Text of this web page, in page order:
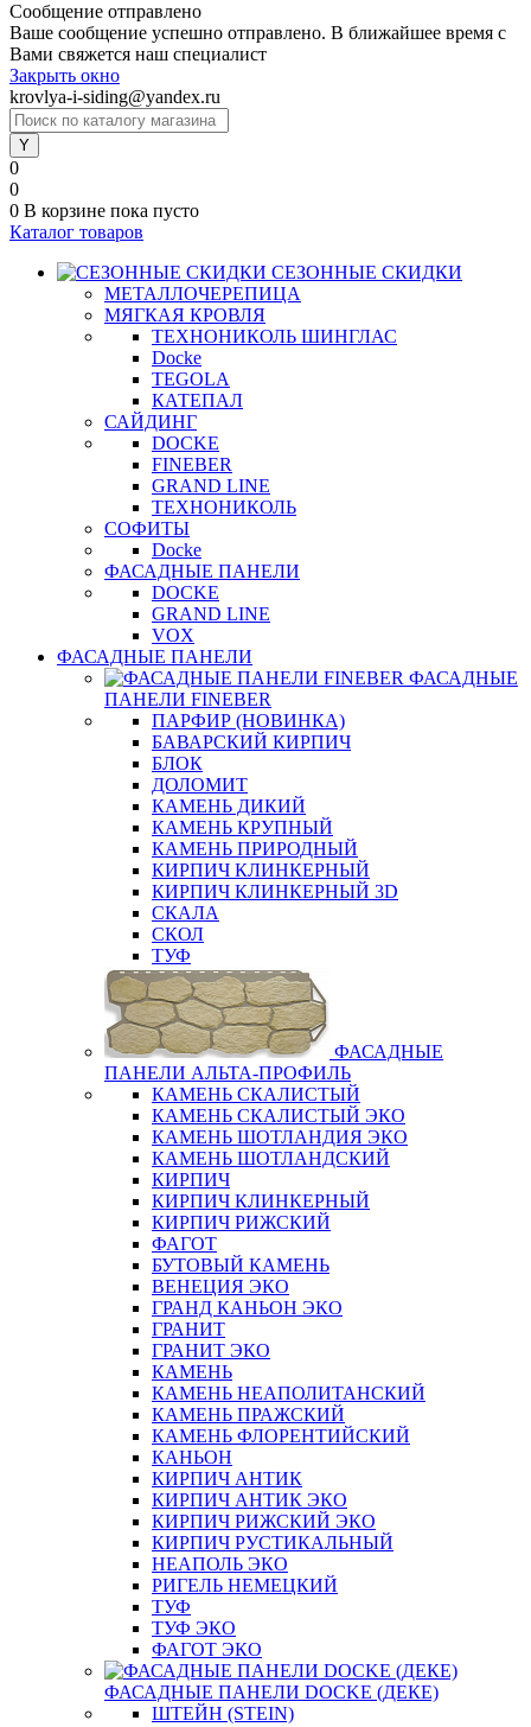
Сообщение отправлено
Ваше сообщение успешно отправлено. В ближайшее время с
Вами свяжется наш специалист
Закрыть окно
krovlya-i-siding@yandex.ru
0
0
0 В корзине пока пусто
Каталог товаров
СЕЗОННЫЕ СКИДКИ
МЕТАЛЛОЧЕРЕПИЦА
МЯГКАЯ КРОВЛЯ
ТЕХНОНИКОЛЬ ШИНГЛАС
Docke
TEGOLA
КАТЕПАЛ
САЙДИНГ
DOCKE
FINEBER
GRAND LINE
ТЕХНОНИКОЛЬ
СОФИТЫ
Docke
ФАСАДНЫЕ ПАНЕЛИ
DOCKE
GRAND LINE
VOX
ФАСАДНЫЕ ПАНЕЛИ
ФАСАДНЫЕ
ПАНЕЛИ FINEBER
ПАРФИР (НОВИНКА)
БАВАРСКИЙ КИРПИЧ
БЛОК
ДОЛОМИТ
КАМЕНЬ ДИКИЙ
КАМЕНЬ КРУПНЫЙ
КАМЕНЬ ПРИРОДНЫЙ
КИРПИЧ КЛИНКЕРНЫЙ
КИРПИЧ КЛИНКЕРНЫЙ 3D
СКАЛА
СКОЛ
ТУФ
ФАСАДНЫЕ
ПАНЕЛИ АЛЬТА-ПРОФИЛЬ
КАМЕНЬ СКАЛИСТЫЙ
КАМЕНЬ СКАЛИСТЫЙ ЭКО
КАМЕНЬ ШОТЛАНДИЯ ЭКО
КАМЕНЬ ШОТЛАНДСКИЙ
КИРПИЧ
КИРПИЧ КЛИНКЕРНЫЙ
КИРПИЧ РИЖСКИЙ
ФАГОТ
БУТОВЫЙ КАМЕНЬ
ВЕНЕЦИЯ ЭКО
ГРАНД КАНЬОН ЭКО
ГРАНИТ
ГРАНИТ ЭКО
КАМЕНЬ
КАМЕНЬ НЕАПОЛИТАНСКИЙ
КАМЕНЬ ПРАЖСКИЙ
КАМЕНЬ ФЛОРЕНТИЙСКИЙ
КАНЬОН
КИРПИЧ АНТИК
КИРПИЧ АНТИК ЭКО
КИРПИЧ РИЖСКИЙ ЭКО
КИРПИЧ РУСТИКАЛЬНЫЙ
НЕАПОЛЬ ЭКО
РИГЕЛЬ НЕМЕЦКИЙ
ТУФ
ТУФ ЭКО
ФАГОТ ЭКО
ФАСАДНЫЕ ПАНЕЛИ DOCKE (ДЕКЕ)
ШТЕЙН (STEIN)